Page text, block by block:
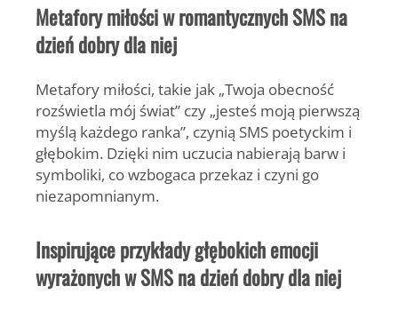
Metafory miłości w romantycznych SMS na
dzień dobry dla niej
Metafory miłości, takie jak „Twoja obecność
rozświetla mój świat” czy „jesteś moją pierwszą
myślą każdego ranka”, czynią SMS poetyckim i
głębokim. Dzięki nim uczucia nabierają barw i
symboliki, co wzbogaca przekaz i czyni go
niezapomnianym.
Inspirujące przykłady głębokich emocji
wyrażonych w SMS na dzień dobry dla niej